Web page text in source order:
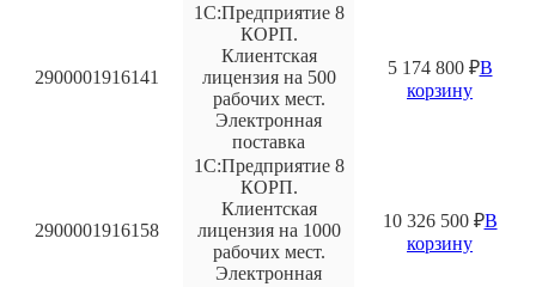
2900001916141
1С:Предприятие 8
КОРП.
Клиентская
лицензия на 500
рабочих мест.
Электронная
поставка
5 174 800 ₽В
корзину
2900001916158
1С:Предприятие 8
КОРП.
Клиентская
лицензия на 1000
рабочих мест.
Электронная
10 326 500 ₽В
корзину